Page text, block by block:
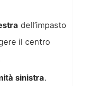
dell’impasto
il centro
sinistra.